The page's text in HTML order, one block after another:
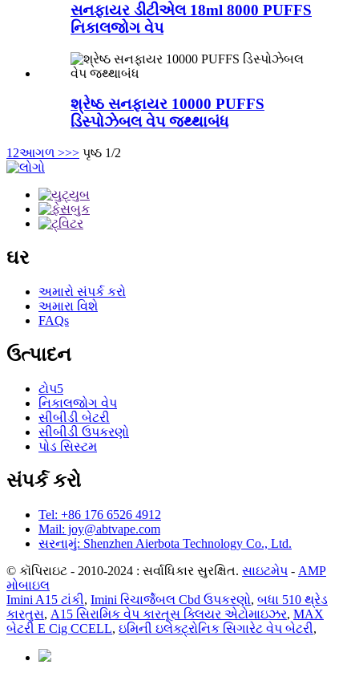
સનફાયર ડીટીએલ 18ml 8000 PUFFS
નિકાલજોગ વેપ
શ્રેષ્ઠ સનફાયર 10000 PUFFS
ડિસ્પોઝેબલ વેપ જથ્થાબંધ
1 2આગળ >>> પૃષ્ઠ 1/2
ઘર
અમારો સંપર્ક કરો
અમારા વિશે
FAQs
ઉત્પાદન
ટોપ5
નિકાલજોગ વેપ
સીબીડી બેટરી
સીબીડી ઉપકરણો
પોડ સિસ્ટમ
સંપર્ક કરો
Tel: +86 176 6526 4912
Mail: joy@abtvape.com
સરનામું: Shenzhen Aierbota Technology Co., Ltd.
© કૉપિરાઇટ - 2010-2024 : સર્વાધિકાર સુરક્ષિત. સાઇટમેપ - AMP
મોબાઇલ
Imini A15 ટાંકી, Imini રિચાર્જેબલ Cbd ઉપકરણો, બધા 510 થ્રેડ
કારતુસ, A15 સિરામિક વેપ કારતૂસ ક્લિયર એટોમાઇઝર, MAX
બેટરી E Cig CCELL, ઇમિની ઇલેક્ટ્રોનિક સિગારેટ વેપ બેટરી,